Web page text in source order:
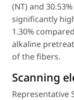
(NT) and
significantly
1.30%
alkaline
of the fibers.
Scanning
Representative